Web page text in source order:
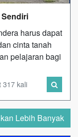
harus dapat
cinta tanah
pelajaran bagi
317 kali
Lebih Banyak